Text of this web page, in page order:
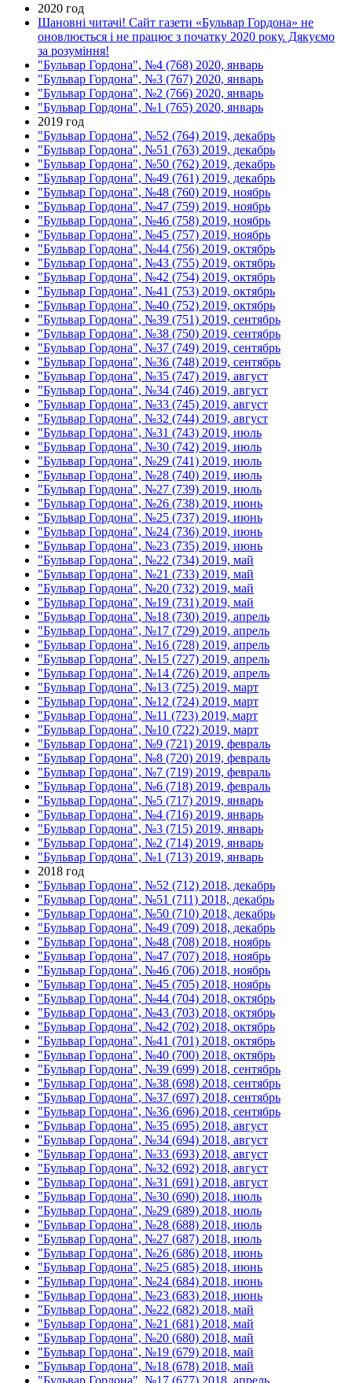
2020 год
Шановні читачі! Сайт газети «Бульвар Гордона» не
оновлюється і не працює з початку 2020 року. Дякуємо
за розуміння!
"Бульвар Гордона", №4 (768) 2020, январь
"Бульвар Гордона", №3 (767) 2020, январь
"Бульвар Гордона", №2 (766) 2020, январь
"Бульвар Гордона", №1 (765) 2020, январь
2019 год
"Бульвар Гордона", №52 (764) 2019, декабрь
"Бульвар Гордона", №51 (763) 2019, декабрь
"Бульвар Гордона", №50 (762) 2019, декабрь
"Бульвар Гордона", №49 (761) 2019, декабрь
"Бульвар Гордона", №48 (760) 2019, ноябрь
"Бульвар Гордона", №47 (759) 2019, ноябрь
"Бульвар Гордона", №46 (758) 2019, ноябрь
"Бульвар Гордона", №45 (757) 2019, ноябрь
"Бульвар Гордона", №44 (756) 2019, октябрь
"Бульвар Гордона", №43 (755) 2019, октябрь
"Бульвар Гордона", №42 (754) 2019, октябрь
"Бульвар Гордона", №41 (753) 2019, октябрь
"Бульвар Гордона", №40 (752) 2019, октябрь
"Бульвар Гордона", №39 (751) 2019, сентябрь
"Бульвар Гордона", №38 (750) 2019, сентябрь
"Бульвар Гордона", №37 (749) 2019, сентябрь
"Бульвар Гордона", №36 (748) 2019, сентябрь
"Бульвар Гордона", №35 (747) 2019, август
"Бульвар Гордона", №34 (746) 2019, август
"Бульвар Гордона", №33 (745) 2019, август
"Бульвар Гордона", №32 (744) 2019, август
"Бульвар Гордона", №31 (743) 2019, июль
"Бульвар Гордона", №30 (742) 2019, июль
"Бульвар Гордона", №29 (741) 2019, июль
"Бульвар Гордона", №28 (740) 2019, июль
"Бульвар Гордона", №27 (739) 2019, июль
"Бульвар Гордона", №26 (738) 2019, июнь
"Бульвар Гордона", №25 (737) 2019, июнь
"Бульвар Гордона", №24 (736) 2019, июнь
"Бульвар Гордона", №23 (735) 2019, июнь
"Бульвар Гордона", №22 (734) 2019, май
"Бульвар Гордона", №21 (733) 2019, май
"Бульвар Гордона", №20 (732) 2019, май
"Бульвар Гордона", №19 (731) 2019, май
"Бульвар Гордона", №18 (730) 2019, апрель
"Бульвар Гордона", №17 (729) 2019, апрель
"Бульвар Гордона", №16 (728) 2019, апрель
"Бульвар Гордона", №15 (727) 2019, апрель
"Бульвар Гордона", №14 (726) 2019, апрель
"Бульвар Гордона", №13 (725) 2019, март
"Бульвар Гордона", №12 (724) 2019, март
"Бульвар Гордона", №11 (723) 2019, март
"Бульвар Гордона", №10 (722) 2019, март
"Бульвар Гордона", №9 (721) 2019, февраль
"Бульвар Гордона", №8 (720) 2019, февраль
"Бульвар Гордона", №7 (719) 2019, февраль
"Бульвар Гордона", №6 (718) 2019, февраль
"Бульвар Гордона", №5 (717) 2019, январь
"Бульвар Гордона", №4 (716) 2019, январь
"Бульвар Гордона", №3 (715) 2019, январь
"Бульвар Гордона", №2 (714) 2019, январь
"Бульвар Гордона", №1 (713) 2019, январь
2018 год
"Бульвар Гордона", №52 (712) 2018, декабрь
"Бульвар Гордона", №51 (711) 2018, декабрь
"Бульвар Гордона", №50 (710) 2018, декабрь
"Бульвар Гордона", №49 (709) 2018, декабрь
"Бульвар Гордона", №48 (708) 2018, ноябрь
"Бульвар Гордона", №47 (707) 2018, ноябрь
"Бульвар Гордона", №46 (706) 2018, ноябрь
"Бульвар Гордона", №45 (705) 2018, ноябрь
"Бульвар Гордона", №44 (704) 2018, октябрь
"Бульвар Гордона", №43 (703) 2018, октябрь
"Бульвар Гордона", №42 (702) 2018, октябрь
"Бульвар Гордона", №41 (701) 2018, октябрь
"Бульвар Гордона", №40 (700) 2018, октябрь
"Бульвар Гордона", №39 (699) 2018, сентябрь
"Бульвар Гордона", №38 (698) 2018, сентябрь
"Бульвар Гордона", №37 (697) 2018, сентябрь
"Бульвар Гордона", №36 (696) 2018, сентябрь
"Бульвар Гордона", №35 (695) 2018, август
"Бульвар Гордона", №34 (694) 2018, август
"Бульвар Гордона", №33 (693) 2018, август
"Бульвар Гордона", №32 (692) 2018, август
"Бульвар Гордона", №31 (691) 2018, август
"Бульвар Гордона", №30 (690) 2018, июль
"Бульвар Гордона", №29 (689) 2018, июль
"Бульвар Гордона", №28 (688) 2018, июль
"Бульвар Гордона", №27 (687) 2018, июль
"Бульвар Гордона", №26 (686) 2018, июнь
"Бульвар Гордона", №25 (685) 2018, июнь
"Бульвар Гордона", №24 (684) 2018, июнь
"Бульвар Гордона", №23 (683) 2018, июнь
"Бульвар Гордона", №22 (682) 2018, май
"Бульвар Гордона", №21 (681) 2018, май
"Бульвар Гордона", №20 (680) 2018, май
"Бульвар Гордона", №19 (679) 2018, май
"Бульвар Гордона", №18 (678) 2018, май
"Бульвар Гордона", №17 (677) 2018, апрель